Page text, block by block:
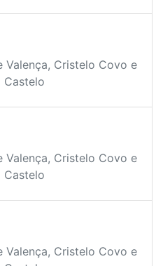
Valença, Cristelo Covo e
Castelo
Valença, Cristelo Covo e
Castelo
Valença, Cristelo Covo e